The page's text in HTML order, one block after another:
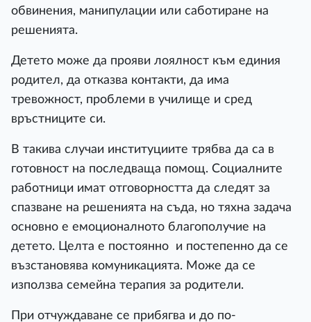
обвинения, манипулации или саботиране на
решенията.
Детето може да прояви лоялност към единия
родител, да отказва контакти, да има
тревожност, проблеми в училище и сред
връстниците си.
В такива случаи институциите трябва да са в
готовност на последваща помощ. Социалните
работници имат отговорността да следят за
спазване на решенията на съда, но тяхна задача
основно е емоционалното благополучие на
детето. Целта е постоянно и постепенно да се
възстановява комуникацията. Може да се
използва семейна терапия за родители.
При отчуждаване се прибягва и до по-